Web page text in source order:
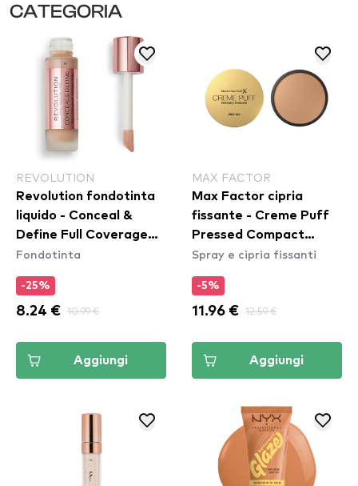
CATEGORIA
REVOLUTION
Revolution fondotinta
liquido - Conceal &
Define Full Coverage
Foundation - F7
Fondotinta
-25%
8.24 € 10.99 €
Aggiungi
MAX FACTOR
Max Factor cipria
fissante - Creme Puff
Pressed Compact
Powder - 05
Spray e cipria fissanti
-5%
11.96 € 12.59 €
Aggiungi